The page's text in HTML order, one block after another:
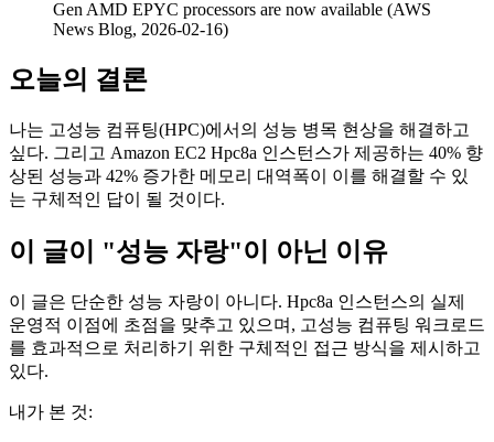
Gen AMD EPYC processors are now available (AWS
News Blog, 2026-02-16)
오늘의 결론
나는 고성능 컴퓨팅(HPC)에서의 성능 병목 현상을 해결하고
싶다. 그리고 Amazon EC2 Hpc8a 인스턴스가 제공하는 40% 향
상된 성능과 42% 증가한 메모리 대역폭이 이를 해결할 수 있
는 구체적인 답이 될 것이다.
이 글이 "성능 자랑"이 아닌 이유
이 글은 단순한 성능 자랑이 아니다. Hpc8a 인스턴스의 실제
운영적 이점에 초점을 맞추고 있으며, 고성능 컴퓨팅 워크로드
를 효과적으로 처리하기 위한 구체적인 접근 방식을 제시하고
있다.
내가 본 것: